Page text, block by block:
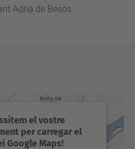
Adrià de Besòs.
el vostre
per carregar el
Google Maps!